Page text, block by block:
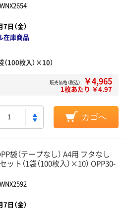
日（金）
在庫商品
（100枚入）×10）
販売価格（税込） ￥4,965
1枚あたり ￥4.97
カゴへ
袋（テープなし） A4用 フタなし
ット（1袋（100枚入）×10） OPP30-
日（金）